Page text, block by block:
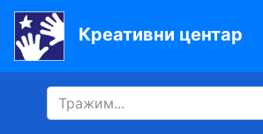
Креативни центар
Почетна
Књиге